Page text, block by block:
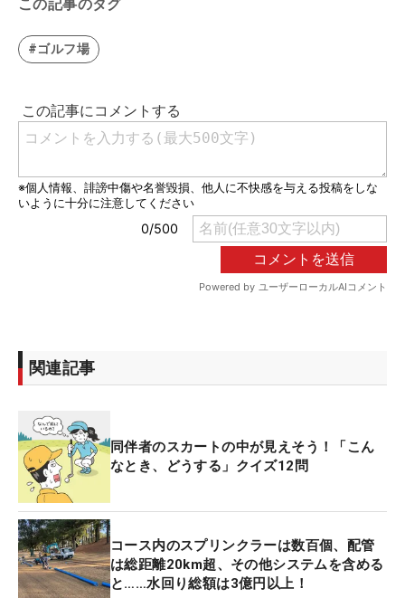
この記事のタグ
#ゴルフ場
関連記事
同伴者のスカートの中が見えそう！「こん
なとき、どうする」クイズ12問
コース内のスプリンクラーは数百個、配管
は総距離20km超、その他システムを含める
と……水回り総額は3億円以上！